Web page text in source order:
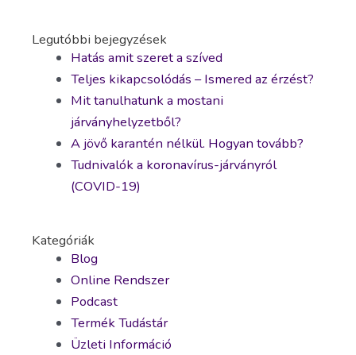
Legutóbbi bejegyzések
Hatás amit szeret a szíved
Teljes kikapcsolódás – Ismered az érzést?
Mit tanulhatunk a mostani
járványhelyzetből?
A jövő karantén nélkül. Hogyan tovább?
Tudnivalók a koronavírus-járványról
(COVID-19)
Kategóriák
Blog
Online Rendszer
Podcast
Termék Tudástár
Üzleti Információ